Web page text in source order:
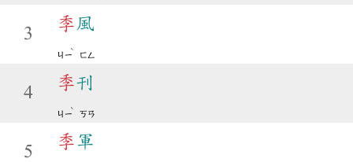
3
季風
ㄐㄧ
ˋ
ㄈㄥ
4
季刊
ㄐㄧ
ˋ
ㄎㄢ
5
季軍